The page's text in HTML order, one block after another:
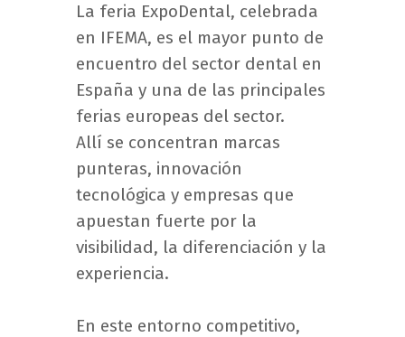
La feria ExpoDental, celebrada
en IFEMA, es el mayor punto de
encuentro del sector dental en
España y una de las principales
ferias europeas del sector.
Allí se concentran marcas
punteras, innovación
tecnológica y empresas que
apuestan fuerte por la
visibilidad, la diferenciación y la
experiencia.
En este entorno competitivo,